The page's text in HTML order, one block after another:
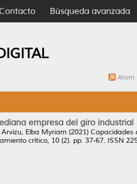
Contacto Búsqueda avanzada
Atom
empresa del giro industrial
Elba Myriam (2021) Capacidades
crítico, 10 (2). pp. 37-67. ISSN